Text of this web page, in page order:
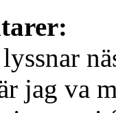
jag va